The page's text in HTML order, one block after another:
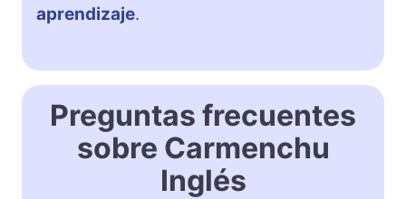
aprendizaje.
Preguntas frecuentes
sobre Carmenchu
Inglés